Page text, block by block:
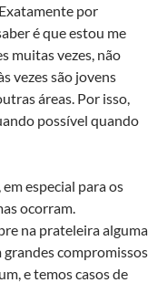
por
é que estou me
muitas vezes, não
vezes são jovens
áreas. Por isso,
possível quando
especial para os
ocorram.
na prateleira alguma
compromissos
e temos casos de